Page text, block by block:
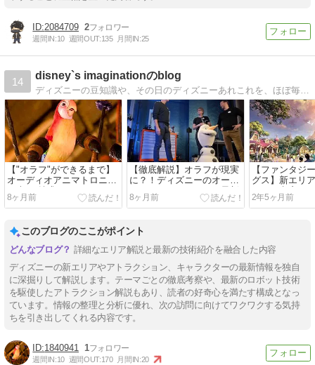
2084709 2
週間IN:10 週間OUT:135 月間IN:25
14
disney`s imaginationのblog
ディズニーの豆知識や、その日のディズニーあれこれを、ほぼ毎日お届けします。まだまだ皆さんには追いつきませんが、少しでも皆さんが楽しめるよう頑張ります!
【"オラフ"ができるまで】
オーディオアニマトロニク
ス史I〜魅惑のチキルーム〜
8ヶ月前
【徹底解説】オラフが現実
に？！ディズニーのオーデ
ィオアニマトロニクス最新
型(オラフ)が公開。
8ヶ月前
【ファンタジ
グス】新エリ
細かく考察〜
の森編〜
2年5ヶ月前
このブログのここがポイント
詳細なエリア解説と最新の技術紹介を融合した内容
ディズニーの新エリアやアトラクション、キャラクターの最新情報を独自
に深掘りして解説します。テーマごとの徹底考察や、最新のロボット技術
を駆使したアトラクション解説もあり、読者の好奇心を満たす構成となっ
ています。情報の整理と分析に優れ、次の訪問に向けてワクワクする気持
ちを引き出してくれる内容です。
1840941 1
週間IN:10 週間OUT:170 月間IN:20